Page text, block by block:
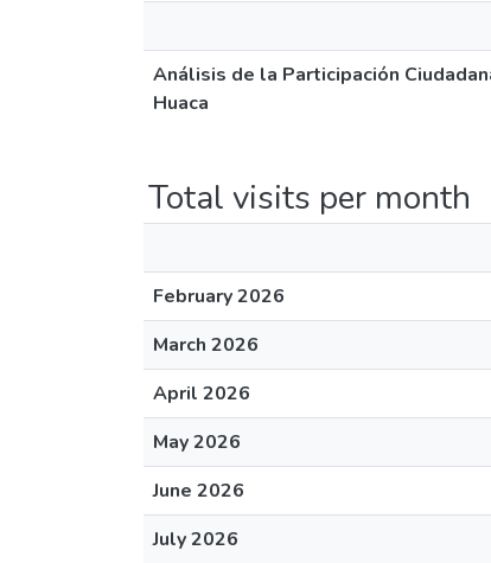
Análisis de la Participación
Huaca
Total visits per month
February 2026
March 2026
April 2026
May 2026
June 2026
July 2026